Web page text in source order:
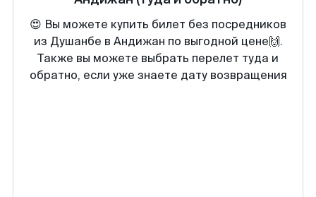
😍 Вы можете купить билет без посредников
из Душанбе в Андижан по выгодной цене🙌.
Также вы можете выбрать перелет туда и
обратно, если уже знаете дату возвращения